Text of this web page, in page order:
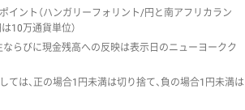
イント（ハンガリーフォリント/円と南アフリカラン
10万通貨単位）
らびに現金残高への反映は表示日のニューヨークク
ては、正の場合1円未満は切り捨て、負の場合1円未満は